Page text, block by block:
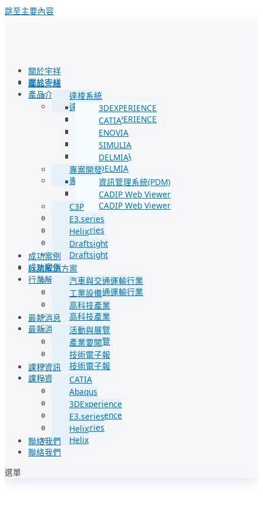
跳至主要內容
關於宇祥
產品介紹
達梭系統
3DEXPERIENCE
CATIA
ENOVIA
SIMULIA
DELMIA
專案開發
資訊管理系統(PDM)
CADIP Web Viewer
C3P
E3.series
Helix
Draftsight
成功案例
行業解決方案
汽車與交通運輸行業
工業設備
高科技產業
最新消息
活動與展覽
產業要聞
技術電子報
課程資訊
CATIA
Abaqus
3DExperience
E3.series
Helix
聯絡我們
選單
關於宇祥
產品介紹
達梭系統
3DEXPERIENCE
CATIA
ENOVIA
SIMULIA
DELMIA
專案開發
資訊管理系統(PDM)
CADIP Web Viewer
C3P
E3.series
Helix
Draftsight
成功案例
行業解決方案
汽車與交通運輸行業
工業設備
高科技產業
最新消息
活動與展覽
產業要聞
技術電子報
課程資訊
CATIA
Abaqus
3DExperience
E3.series
Helix
聯絡我們